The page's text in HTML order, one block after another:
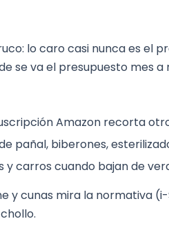
lo caro casi nunca es el
se va el presupuesto mes
Amazon recorta
pañal, biberones,
y carros cuando bajan de
y cunas mira la normativa (i-